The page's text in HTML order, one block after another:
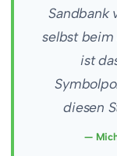
Sandbank
selbst
ist
diesen
—